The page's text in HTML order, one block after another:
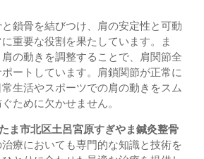
鎖骨を結びつけ、肩の安定性と可動
重要な役割を果たしています。ま
の動きを調整することで、肩関節全
ートしています。肩鎖関節が正常に
生活やスポーツでの肩の動きをスム
ために欠かせません。
ま市北区土呂宮原すぎやま鍼灸整骨
療においても専門的な知識と技術を